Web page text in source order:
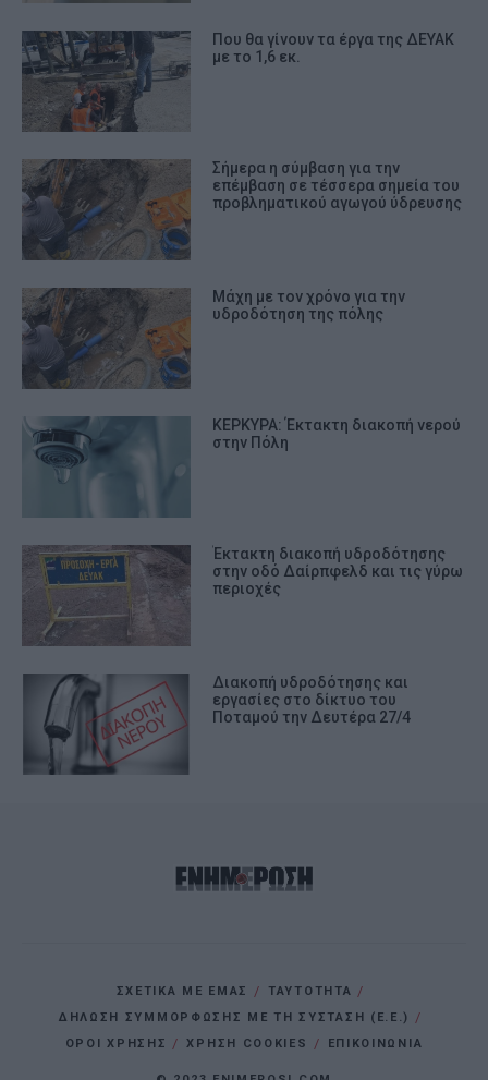
Που θα γίνουν τα έργα της ΔΕΥΑΚ
με το 1,6 εκ.
Σήμερα η σύμβαση για την
επέμβαση σε τέσσερα σημεία του
προβληματικού αγωγού ύδρευσης
Μάχη με τον χρόνο για την
υδροδότηση της πόλης
ΚΕΡΚΥΡΑ: Έκτακτη διακοπή νερού
στην Πόλη
Έκτακτη διακοπή υδροδότησης
στην οδό Δαίρπφελδ και τις γύρω
περιοχές
Διακοπή υδροδότησης και
εργασίες στο δίκτυο του
Ποταμού την Δευτέρα 27/4
ΣΧΕΤΙΚΑ ΜΕ ΕΜΑΣ
ΤΑΥΤΟΤΗΤΑ
ΔΗΛΩΣΗ ΣΥΜΜΟΡΦΩΣΗΣ ΜΕ ΤΗ ΣΥΣΤΑΣΗ (Ε.Ε.)
ΌΡΟΙ ΧΡΗΣΗΣ
ΧΡΗΣΗ COOKIES ΕΠΙΚΟΙΝΩΝΙΑ